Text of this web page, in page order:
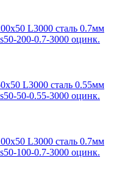
L3000 сталь 0.7мм
0.7-3000 оцинк.
L3000 сталь 0.55мм
0.55-3000 оцинк.
L3000 сталь 0.7мм
0.7-3000 оцинк.